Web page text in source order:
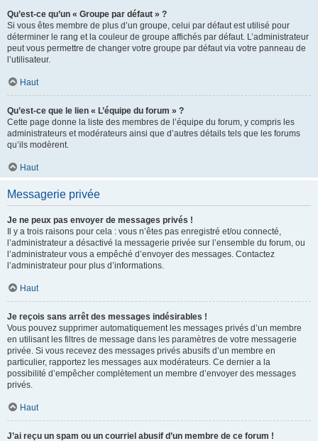
Qu’est-ce qu’un « Groupe par défaut » ?
Si vous êtes membre de plus d’un groupe, celui par défaut est utilisé pour
déterminer le rang et la couleur de groupe affichés par défaut. L’administrateur
peut vous permettre de changer votre groupe par défaut via votre panneau de
l’utilisateur.
Haut
Qu’est-ce que le lien « L’équipe du forum » ?
Cette page donne la liste des membres de l’équipe du forum, y compris les
administrateurs et modérateurs ainsi que d’autres détails tels que les forums
qu’ils modèrent.
Haut
Messagerie privée
Je ne peux pas envoyer de messages privés !
Il y a trois raisons pour cela : vous n’êtes pas enregistré et/ou connecté,
l’administrateur a désactivé la messagerie privée sur l’ensemble du forum, ou
l’administrateur vous a empêché d’envoyer des messages. Contactez
l’administrateur pour plus d’informations.
Haut
Je reçois sans arrêt des messages indésirables !
Vous pouvez supprimer automatiquement les messages privés d’un membre
en utilisant les filtres de message dans les paramètres de votre messagerie
privée. Si vous recevez des messages privés abusifs d’un membre en
particulier, rapportez les messages aux modérateurs. Ce dernier a la
possibilité d’empêcher complètement un membre d’envoyer des messages
privés.
Haut
J’ai reçu un spam ou un courriel abusif d’un membre de ce forum !